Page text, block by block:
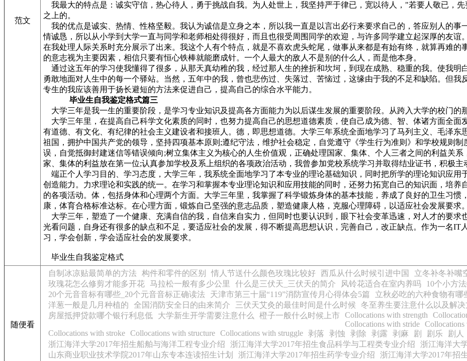
范文
我最大的特点是：诚实守信，热心待人，勇于挑战自我。为人处世上，我坚持严于律已，宽以待人，"若要人敬已，
之上的。
我的优点是诚实、热情、性格坚毅。我认为诚信是立身之本，所以我一直是以言出必行来要求自己的，答应别人的事
情诚恳，所以从小学到大学一直与同学和老师相处得很好，而且也很受周围同学的欢迎，与许多同学建立起深厚的友
在我处理人际关系时充分展示了出来。我这个人有个特点，就是不喜欢虎头蛇尾，做事从来都是有始有终，就算再难
的意志视为主要因素，相信只要有恒心铁棒就能磨成针。一个人最大的敌人不是别的什么人，而是他本身。
通过这五年的学习使我懂得了很多，从那天真幼稚的我，经过那人生的挫折和坎坷，到现在成熟、稳重的我。使我明
勇敢地面对人生中的每一个驿站。当然，五年中的我，曾也悲伤过、失落过、苦恼过，这缘由于我的不足和缺陷。但
专生的我应该善用于扬长避短的方法来促进自己，提高自己的综合水平能力。
毕业生自我鉴定格式篇三
大学三年是我一生的重要阶段，是学习专业知识及提高各方面能力为以后谋生发展的重要阶段。从跨入大学的校门的
大学三年里，在提高自己科学文化素质的同时，也努力提高自己的思想道德素质，使自己成为德、智、体诸方面全面
有道德、有文化、有纪律的社会主义建设者和接班人。德，即思想道德。大学三年系统全面地学习了马列主义、毛泽
祖国，拥护中国共产党的领导，坚持四项基本原则;遵纪守法，维护社会稳定，自觉遵守《学生行为准则》和学校规则
误，自觉抵御封建迷信等错误倾向;树立集体主义为核心的人生价值观，正确处理国家、集体、个人三者之间的利益关
家、集体的利益放在第一位;认真参加学校及系上组织的各项政治活动，我曾参加党校系统学习并取得结业证书，积极主
端正个人学习目的、学习态度，大学三年，我系统全面地学习了本专业的理论基础知识，同时把所学的理论知识应用
创造能力。力求理论和实践的统一。在学习和掌握本专业理论知识和应用技能的同时，还努力拓宽自己的知识面，培养
的各项活动。体，包括身体和心理两个方面。大学三年里，我掌握了科学锻炼身体的基本技能，养成了良好的卫生习
康，体育合格标准达标。在心理方面，锻炼自己坚强的意志品质，塑造健康人格，克服心理障碍，以适应社会发展要求。
大学三年，塑造了一个健康、充满自信的我，自信来自实力，但同时也要认识到，眼下社会变革迅速，对人才的要求
光看问题，自身还有很多的缺点和不足，要适应社会的发展，得不断提高思想认识，完善自己，改正缺点。作为一名IT
习，学会创新，学会适应社会的发展要求。
毕业生自我鉴定格式
随便看
自制冰凉贴最简单的方法 构件和零件的区别 情人节送什么颜色玫瑰比较好 西瓜从什么时候引进中国
立冬补冬补嘴
玫瑰花怎么修剪才能多开花 马拉松一般有多少公里 什么是三伏天_三伏天的简介 风铃花适合在室内养吗 10个小方
20个元音音标有哪些_20个元音音标正确读法
天津市第三十届“119”消防宣传月心得体会5篇 立秋必吃的六种食物有哪
洋葱一般是几月种植的
全国消防安全日的由来简介 三伏天艾灸的最佳时间是什么时候 冬至养生要注意什么以及解
房屋抵押贷款哪个银行利息低
大学新生开学需要注意什么 橙子一般什么时候上市 Collocations with strength
Collocations with stride Collocations
Collocations with stroke Collocations with structure Collocations with struggle 剥落 剥蚀 剥除 剥露 剥麻 剧 剧乐 剧人
浙江海洋大学2017年招生船舶与海洋工程专业介绍
浙江海洋大学2017年招生食品科学与工程类专业介绍
浙江海洋大
山东商业职业技术学院2017年山东专本连读招生计划
浙江海洋大学2017年招生药学专业介绍 浙江海洋大学2017年招